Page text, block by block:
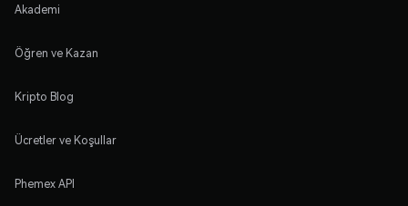
Akademi
Öğren ve Kazan
Kripto Blog
Ücretler ve Koşullar
Phemex API